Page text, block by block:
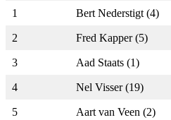
1 Bert Nederstigt (4)
2 Fred Kapper (5)
3 Aad Staats (1)
4 Nel Visser (19)
5 Aart van Veen (2)